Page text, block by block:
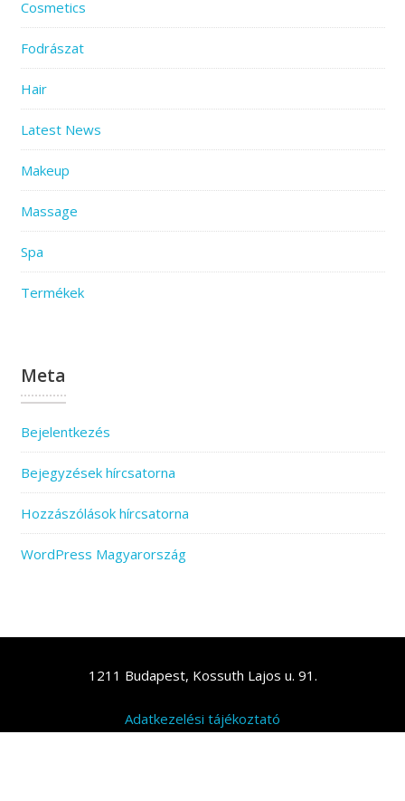
Cosmetics
Fodrászat
Hair
Latest News
Makeup
Massage
Spa
Termékek
Meta
Bejelentkezés
Bejegyzések hírcsatorna
Hozzászólások hírcsatorna
WordPress Magyarország
1211 Budapest, Kossuth Lajos u. 91.
Adatkezelési tájékoztató